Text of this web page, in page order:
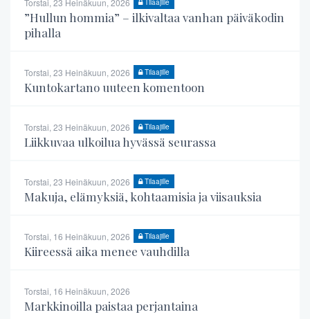
”Hullun hommia” – ilkivaltaa vanhan päiväkodin
pihalla
Torstai, 23 Heinäkuun, 2026 Tilaajille
Kuntokartano uuteen komentoon
Torstai, 23 Heinäkuun, 2026 Tilaajille
Liikkuvaa ulkoilua hyvässä seurassa
Torstai, 23 Heinäkuun, 2026 Tilaajille
Makuja, elämyksiä, kohtaamisia ja viisauksia
Torstai, 16 Heinäkuun, 2026 Tilaajille
Kiireessä aika menee vauhdilla
Torstai, 16 Heinäkuun, 2026
Markkinoilla paistaa perjantaina